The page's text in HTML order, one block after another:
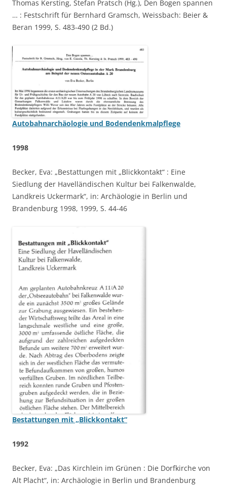
Thomas Kersting, Stefan Pratsch (Hg.), Den Bogen spannen
… : Festschrift für Bernhard Gramsch, Weissbach: Beier &
Beran 1999, S. 483-490 (2 Bd.)
Autobahnarchäologie und Bodendenkmalpflege
1998
Becker, Eva: „Bestattungen mit „Blickkontakt“ : Eine
Siedlung der Havelländischen Kultur bei Falkenwalde,
Landkreis Uckermark“, in: Archäologie in Berlin und
Brandenburg 1998, 1999, S. 44-46
Bestattungen mit „Blickkontakt“
1992
Becker, Eva: „Das Kirchlein im Grünen : Die Dorfkirche von
Alt Placht“, in: Archäologie in Berlin und Brandenburg